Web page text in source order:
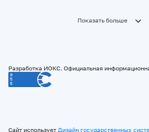
Показать больше
Разработка ИОКС. Официальная
Сайт использует Дизайн государственных